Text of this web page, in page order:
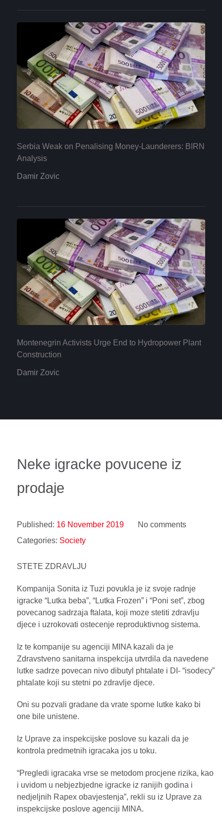
Serbia Weak on Penalising Money-Launderers: BIRN
Analysis
Damir Zovic
Montenegrin Activists Urge End to Hydropower Plant
Construction
Damir Zovic
Neke igracke povucene iz
prodaje
Published: 16 November 2019
No comments
Categories: Society
STETE ZDRAVLJU
Kompanija Sonita iz Tuzi povukla je iz svoje radnje
igracke “Lutka beba”, “Lutka Frozen” i “Poni set”, zbog
povecanog sadrzaja ftalata, koji moze stetiti zdravlju
djece i uzrokovati ostecenje reproduktivnog sistema.
Iz te kompanije su agenciji MINA kazali da je
Zdravstveno sanitarna inspekcija utvrdila da navedene
lutke sadrze povecan nivo dibutyl phtalate i DI- “isodecy”
phtalate koji su stetni po zdravlje djece.
Oni su pozvali gradane da vrate sporne lutke kako bi
one bile unistene.
Iz Uprave za inspekcijske poslove su kazali da je
kontrola predmetnih igracaka jos u toku.
“Pregledi igracaka vrse se metodom procjene rizika, kao
i uvidom u nebjezbjedne igracke iz ranijih godina i
nedjeljnih Rapex obavjestenja”, rekli su iz Uprave za
inspekcijske poslove agenciji MINA.